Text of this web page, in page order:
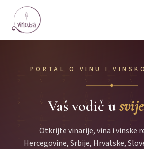
PORTAL O VINU I
◆
Vaš vodič u
Otkrijte vinarije, vina i vinske
Hercegovine, Srbije, Hrvatske,